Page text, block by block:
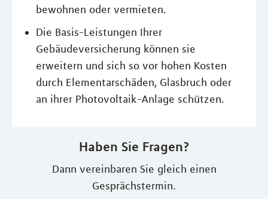
bewohnen oder vermieten.
Die Basis-Leistungen Ihrer
Gebäudeversicherung können sie
erweitern und sich so vor hohen Kosten
durch Elementarschäden, Glasbruch oder
an ihrer Photovoltaik-Anlage schützen.
Haben Sie Fragen?
Dann vereinbaren Sie gleich einen
Gesprächstermin.